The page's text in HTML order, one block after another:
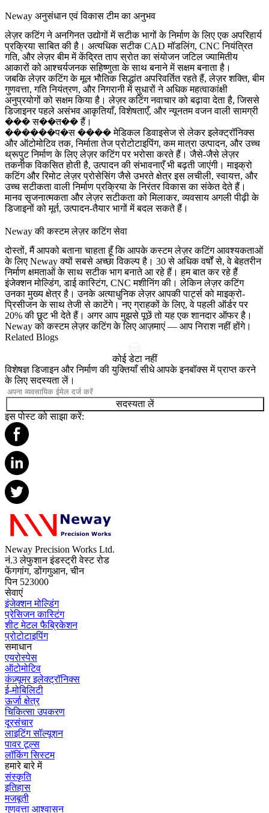
Neway अनुसंधान एवं विकास टीम का अनुभव
लेज़र कटिंग ने अनगिनत उद्योगों में सटीक भागों के निर्माण के लिए एक अपरिहार्य
प्रक्रिया साबित की है। अत्यधिक सटीक CAD मॉडलिंग, CNC नियंत्रित
गति, और लेज़र बीम में केंद्रित ताप स्रोत का संयोजन जटिल ज्यामितीय
आकारों को आश्चर्यजनक सहिष्णुता के साथ बनाने में सक्षम बनाता है।
जबकि लेज़र कटिंग के मूल भौतिक सिद्धांत अपरिवर्तित रहते हैं, लेज़र शक्ति, बीम
गुणवत्ता, गति नियंत्रण, और निगरानी में सुधारों ने अधिक महत्वाकांक्षी
अनुप्रयोगों को सक्षम किया है। लेज़र कटिंग नवाचार को बढ़ावा देता है, जिससे
डिजाइनर पहले असंभव आकृतियाँ, विशेषताएँ, और न्यूनतम वजन वाली सामग्री
��� स��त�� हैं।
������प�स ���� मेडिकल डिवाइसेज से लेकर इलेक्ट्रॉनिक्स
और ऑटोमोटिव तक, निर्माता तेज प्रोटोटाइपिंग, कम मात्रा उत्पादन, और उच्च
थ्रूपुट निर्माण के लिए लेज़र कटिंग पर भरोसा करते हैं। जैसे-जैसे लेज़र
तकनीक विकसित होती है, उत्पादन की संभावनाएँ भी बढ़ती जाएंगी। माइक्रो
कटिंग और रिमोट लेज़र प्रोसेसिंग जैसे उभरते क्षेत्र इस लचीली, स्वायत्त, और
उच्च सटीकता वाली निर्माण प्रक्रिया के निरंतर विकास का संकेत देते हैं।
मानव सृजनात्मकता और लेज़र सटीकता को मिलाकर, व्यवसाय अगली पीढ़ी के
डिजाइनों को मूर्त, उत्पादन-तैयार भागों में बदल सकते हैं।
Neway की कस्टम लेज़र कटिंग सेवा
दोस्तों, मैं आपको बताना चाहता हूँ कि आपके कस्टम लेज़र कटिंग आवश्यकताओं
के लिए Neway क्यों सबसे अच्छा विकल्प है। 30 से अधिक वर्षों से, वे बेहतरीन
निर्माण क्षमताओं के साथ सटीक भाग बनाते आ रहे हैं। हम बात कर रहे हैं
इंजेक्शन मोल्डिंग, डाई कास्टिंग, CNC मशीनिंग की। लेकिन लेज़र कटिंग
उनका मुख्य क्षेत्र है। उनके अत्याधुनिक लेज़र आपकी पार्ट्स को माइक्रो-
प्रिसीजन के साथ तेजी से काटेंगे। नए ग्राहकों के लिए, वे पहली ऑर्डर पर
20% की छूट भी देते हैं। अगर आप मुझसे पूछें तो यह एक शानदार ऑफर है।
Neway को कस्टम लेज़र कटिंग के लिए आज़माएं — आप निराश नहीं होंगे।
Related Blogs
कोई डेटा नहीं
विशेषज्ञ डिजाइन और निर्माण की युक्तियाँ सीधे आपके इनबॉक्स में प्राप्त करने
के लिए सदस्यता लें।
सदस्यता लें
इस पोस्ट को साझा करें:
Neway Precision Works Ltd.
नं.3 लेफुशान इंडस्ट्री वेस्ट रोड
फेंगगांग, डोंगगुआन, चीन
पिन 523000
सेवाएं
इंजेक्शन मोल्डिंग
प्रेसिजन कास्टिंग
शीट मेटल फैब्रिकेशन
प्रोटोटाइपिंग
समाधान
एयरोस्पेस
ऑटोमोटिव
कंज़्यूमर इलेक्ट्रॉनिक्स
ई-मोबिलिटी
ऊर्जा क्षेत्र
चिकित्सा उपकरण
दूरसंचार
लाइटिंग सॉल्यूशन
पावर टूल्स
लॉकिंग सिस्टम
हमारे बारे में
संस्कृति
इतिहास
मजबूती
गुणवत्ता आश्वासन